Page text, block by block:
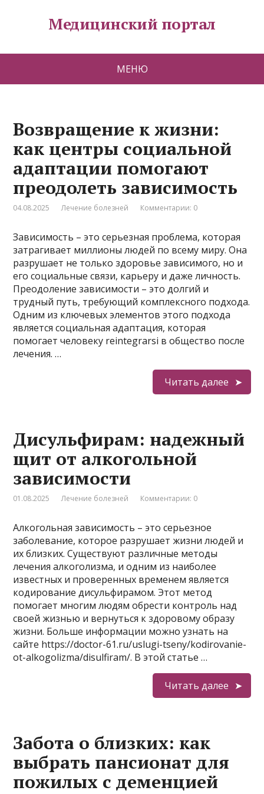
Медицинский портал
МЕНЮ
Возвращение к жизни:
как центры социальной
адаптации помогают
преодолеть зависимость
04.08.2025 Лечение болезней Комментарии: 0
Зависимость – это серьезная проблема, которая
затрагивает миллионы людей по всему миру. Она
разрушает не только здоровье зависимого, но и
его социальные связи, карьеру и даже личность.
Преодоление зависимости – это долгий и
трудный путь, требующий комплексного подхода.
Одним из ключевых элементов этого подхода
является социальная адаптация, которая
помогает человеку reintegrarsi в общество после
лечения. …
Читать далее
Дисульфирам: надежный
щит от алкогольной
зависимости
01.08.2025 Лечение болезней Комментарии: 0
Алкогольная зависимость – это серьезное
заболевание, которое разрушает жизни людей и
их близких. Существуют различные методы
лечения алкоголизма, и одним из наиболее
известных и проверенных временем является
кодирование дисульфирамом. Этот метод
помогает многим людям обрести контроль над
своей жизнью и вернуться к здоровому образу
жизни. Больше информации можно узнать на
сайте https://doctor-61.ru/uslugi-tseny/kodirovanie-
ot-alkogolizma/disulfiram/. В этой статье …
Читать далее
Забота о близких: как
выбрать пансионат для
пожилых с деменцией